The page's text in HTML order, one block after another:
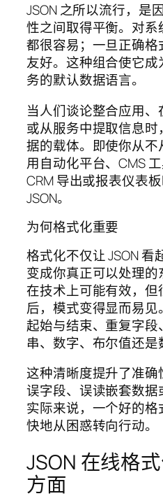
JSON 之所以流行，是
性之间取得平衡。对
都很容易；一旦正确
友好。这种组合使它成
务的默认数据语言。
当人们谈论整合应用
或从服务中提取信息时
据的载体。即使你从
用自动化平台、CMS
CRM 导出或报表仪表
JSON。
为何格式化重要
格式化不仅让 JSON 看
变成你真正可以处理
在技术上可能有效，
后，模式变得显而易
起始与结束、重复字
串、数字、布尔值还是
这种清晰度提升了准
误字段、误读嵌套数据
实际来说，一个好的
快地从困惑转向行动。
JSON 在线格
方面